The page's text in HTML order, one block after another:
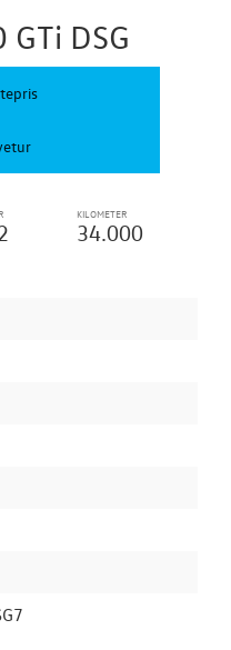
DSG
KILOMETER
34.000